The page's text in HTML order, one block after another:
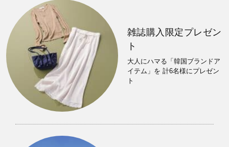
雑誌購入限定プレゼン
ト
大人にハマる「韓国ブランドア
イテム」を 計6名様にプレゼン
ト